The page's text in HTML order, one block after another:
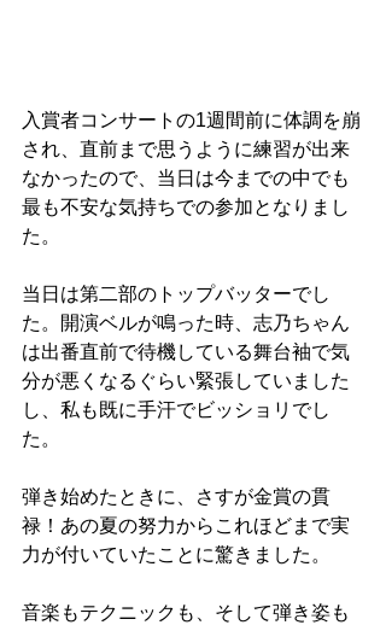
入賞者コンサートの1週間前に体調を崩
され、直前まで思うように練習が出来
なかったので、当日は今までの中でも
最も不安な気持ちでの参加となりまし
た。
当日は第二部のトップバッターでし
た。開演ベルが鳴った時、志乃ちゃん
は出番直前で待機している舞台袖で気
分が悪くなるぐらい緊張していました
し、私も既に手汗でビッショリでし
た。
弾き始めたときに、さすが金賞の貫
禄！あの夏の努力からこれほどまで実
力が付いていたことに驚きました。
音楽もテクニックも、そして弾き姿も